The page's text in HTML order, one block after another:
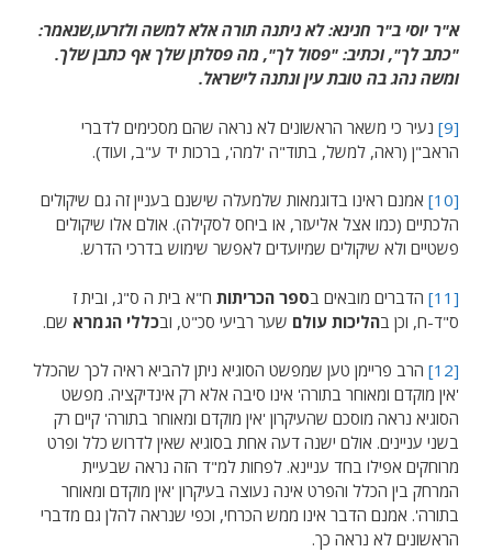
א"ר יוסי ב"ר חנינא: לא ניתנה תורה אלא למשה ולזרעו,שנאמר:
"כתב לך", וכתיב: "פסול לך", מה פסלתן שלך אף כתבן שלך.
ומשה נהג בה טובת עין ונתנה לישראל.
[9]
נעיר כי משאר הראשונים לא נראה שהם מסכימים לדברי
הראב"ן (ראה, למשל, בתוד"ה 'למה', ברכות יד ע"ב, ועוד).
[10]
אמנם ראינו בדוגמאות שלמעלה שישנם בעניין זה גם שיקולים
הלכתיים (כמו אצל אליעזר, או ביחס לסקילה). אולם אלו שיקולים
פשטיים ולא שיקולים שמיועדים לאפשר שימוש בדרכי הדרש.
[11] הדברים מובאים בספר הכריתות ח"א בית ה ס"ג, ובית ז
ס"ד-ח, וכן בהליכות עולם שער רביעי סכ"ט, ובכללי הגמרא שם.
[12]
הרב פריימן טען שמפשט הסוגיא ניתן להביא ראיה לכך שהכלל
'אין מוקדם ומאוחר בתורה' אינו סיבה אלא רק אינדיקציה. מפשט
הסוגיא נראה מוסכם שהעיקרון 'אין מוקדם ומאוחר בתורה' קיים רק
בשני עניינים. אולם ישנה דעה אחת בסוגיא שאין לדרוש כלל ופרט
מרוחקים אפילו בחד עניינא. לפחות למ"ד הזה נראה שבעיית
המרחק בין הכלל והפרט אינה נעוצה בעיקרון 'אין מוקדם ומאוחר
בתורה'. אמנם הדבר אינו ממש הכרחי, וכפי שנראה להלן גם מדברי
הראשונים לא נראה כך.